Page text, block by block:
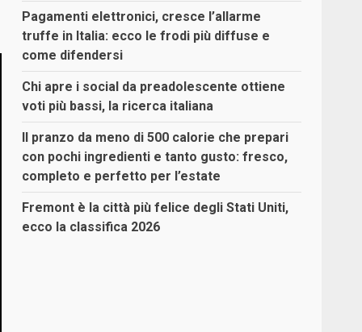
Pagamenti elettronici, cresce l’allarme
truffe in Italia: ecco le frodi più diffuse e
come difendersi
Chi apre i social da preadolescente ottiene
voti più bassi, la ricerca italiana
Il pranzo da meno di 500 calorie che prepari
con pochi ingredienti e tanto gusto: fresco,
completo e perfetto per l’estate
Fremont è la città più felice degli Stati Uniti,
ecco la classifica 2026